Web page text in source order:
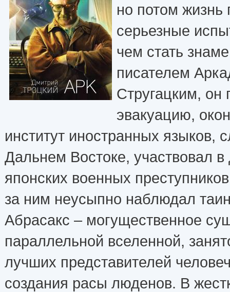
но потом жизнь
серьезные
чем стать
писателем
Стругацким, он
эвакуацию,
институт иностранных языков,
Дальнем Востоке, участвовал в
японских военных
за ним неусыпно наблюдал
Абрасакс – могущественное
параллельной вселенной,
лучших представителей
создания расы люденов. В